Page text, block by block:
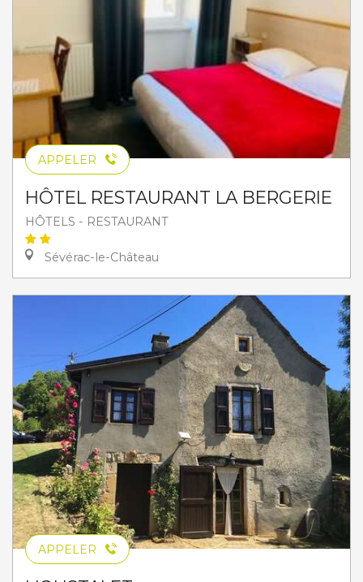
APPELER
HÔTEL RESTAURANT LA BERGERIE
HÔTELS - RESTAURANT
Sévérac-le-Château
APPELER